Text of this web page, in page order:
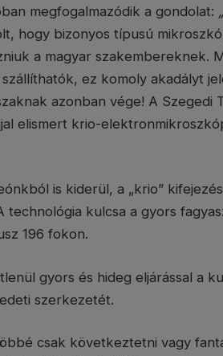
megfogalmazódik a gondolat:
hogy bizonyos típusú
a magyar szakembereknek.
ez komoly akadályt
azonban vége! A Szegedi
elismert krio-
is kiderül, a „krio”
kulcsa a gyors
196 fokon.
gyors és hideg eljárással a
szerkezetét.
csak következtetni vagy